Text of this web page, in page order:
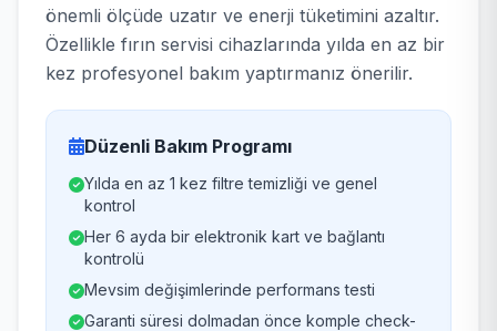
önemli ölçüde uzatır ve enerji tüketimini azaltır.
Özellikle fırın servisi cihazlarında yılda en az bir
kez profesyonel bakım yaptırmanız önerilir.
Düzenli Bakım Programı
Yılda en az 1 kez filtre temizliği ve genel
kontrol
Her 6 ayda bir elektronik kart ve bağlantı
kontrolü
Mevsim değişimlerinde performans testi
Garanti süresi dolmadan önce komple check-